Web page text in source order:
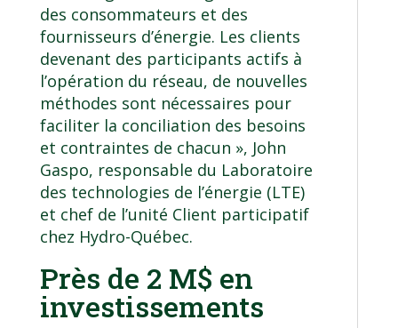
des consommateurs et des
fournisseurs d’énergie. Les clients
devenant des participants actifs à
l’opération du réseau, de nouvelles
méthodes sont nécessaires pour
faciliter la conciliation des besoins
et contraintes de chacun », John
Gaspo, responsable du Laboratoire
des technologies de l’énergie (LTE)
et chef de l’unité Client participatif
chez Hydro-Québec.
Près de 2 M$ en
investissements